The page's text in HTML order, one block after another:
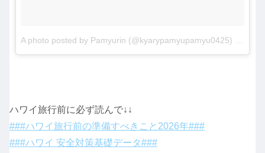
A photo posted by Pamyurin (@kyarypamyupamyu0425)
ハワイ旅行前に必ず読んで↓↓
###ハワイ旅行前の準備すべきこと2026年###
###ハワイ 安全対策基礎データ###